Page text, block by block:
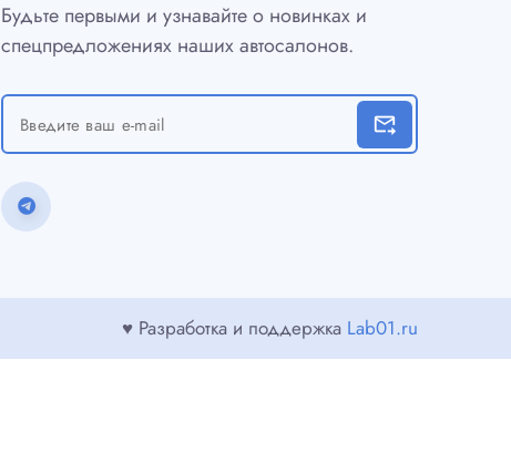
Будьте первыми и узнавайте о новинках и
спецпредложениях наших автосалонов.
forward_to_inbox
♥ Разработка и поддержка Lab01.ru